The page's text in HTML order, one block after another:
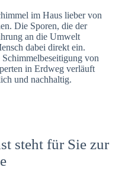
im Haus lieber von
Die Sporen, die der
an die Umwelt
dabei direkt ein.
von
in Erdweg verläuft
und nachhaltig.
steht für Sie zur